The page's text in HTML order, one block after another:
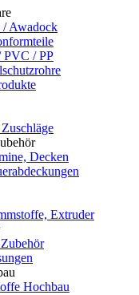
/ Awadock
PVC / PP
Decken
Extruder
Hochbau